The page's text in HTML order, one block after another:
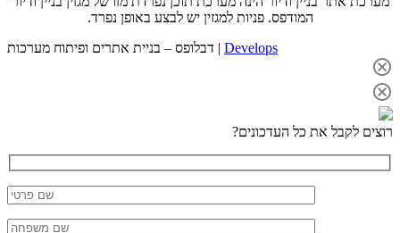
המודפס. פניות למגזין יש לבצע באופן נפרד.
דבלופס – בניית אתרים ופיתוח מערכות |Develops
רוצים לקבל את כל העדכונים?